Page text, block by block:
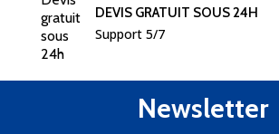
DEVIS GRATUIT SOUS 24H
Support 5/7
Newsletter